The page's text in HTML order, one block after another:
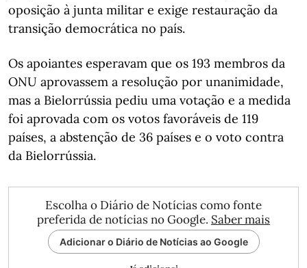
oposição à junta militar e exige restauração da
transição democrática no país.
Os apoiantes esperavam que os 193 membros da
ONU aprovassem a resolução por unanimidade,
mas a Bielorrússia pediu uma votação e a medida
foi aprovada com os votos favoráveis de 119
países, a abstenção de 36 países e o voto contra
da Bielorrússia.
Escolha o Diário de Notícias como fonte
preferida de notícias no Google. Saber mais
Adicionar o Diário de Notícias ao Google